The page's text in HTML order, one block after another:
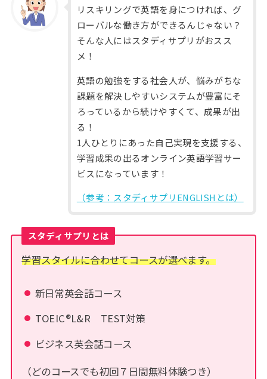
リスキリングで英語を身につければ、グ
ローバルな働き方ができるんじゃない？
そんな人にはスタディサプリがおスス
メ！
英語の勉強をする社会人が、悩みがちな
課題を解決しやすいシステムが豊富にそ
ろっているから続けやすくて、成果が出
る！
1人ひとりにあった自己実現を支援する、
学習成果の出るオンライン英語学習サー
ビスになっています！
（参考：スタディサプリENGLISHとは）
スタディサプリとは
学習スタイルに合わせてコースが選べます。
新日常英会話コース
TOEIC®L&R TEST対策
ビジネス英会話コース
（どのコースでも初回７日間無料体験つき）